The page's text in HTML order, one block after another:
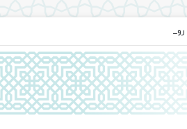
روایت حماسه، استقامت و تمدن‌سازی امت اسلامی